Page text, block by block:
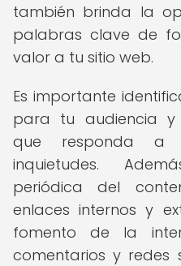
también brinda la
palabras clave de
valor a tu sitio web.
Es importante
para tu audiencia y
que responda a
inquietudes.
periódica del
enlaces internos y
fomento de la
comentarios y redes